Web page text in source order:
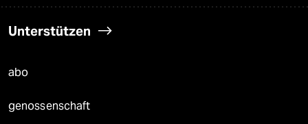
Unterstützen
abo
genossenschaft